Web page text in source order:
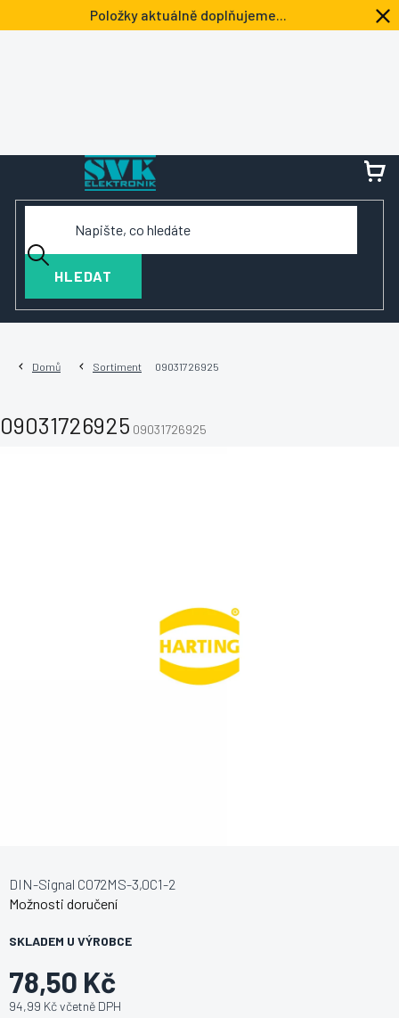
na
Položky aktuálně doplňujeme...
HLEDAT
Domů Sortiment 09031726925
09031726925 09031726925
78,50 Kč
94,99 Kč včetně DPH
SKLADEM U VÝROBCE
Možnosti doručení
DIN-Signal C072MS-3,0C1-2